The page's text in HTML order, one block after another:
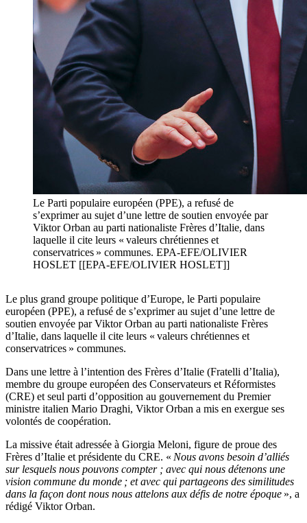
Le Parti populaire européen (PPE), a refusé de
s’exprimer au sujet d’une lettre de soutien envoyée par
Viktor Orban au parti nationaliste Frères d’Italie, dans
laquelle il cite leurs « valeurs chrétiennes et
conservatrices » communes. EPA-EFE/OLIVIER
HOSLET [[EPA-EFE/OLIVIER HOSLET]]
Le plus grand groupe politique d’Europe, le Parti populaire
européen (PPE), a refusé de s’exprimer au sujet d’une lettre de
soutien envoyée par Viktor Orban au parti nationaliste Frères
d’Italie, dans laquelle il cite leurs « valeurs chrétiennes et
conservatrices » communes.
Dans une lettre à l’intention des Frères d’Italie (Fratelli d’Italia),
membre du groupe européen des Conservateurs et Réformistes
(CRE) et seul parti d’opposition au gouvernement du Premier
ministre italien Mario Draghi, Viktor Orban a mis en exergue ses
volontés de coopération.
La missive était adressée à Giorgia Meloni, figure de proue des
Frères d’Italie et présidente du CRE. « Nous avons besoin d’alliés
sur lesquels nous pouvons compter ; avec qui nous détenons une
vision commune du monde ; et avec qui partageons des similitudes
dans la façon dont nous nous attelons aux défis de notre époque », a
rédigé Viktor Orban.